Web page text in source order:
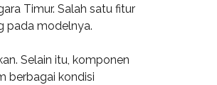
Timur. Salah satu fitur
pada modelnya.
Selain itu, komponen
berbagai kondisi